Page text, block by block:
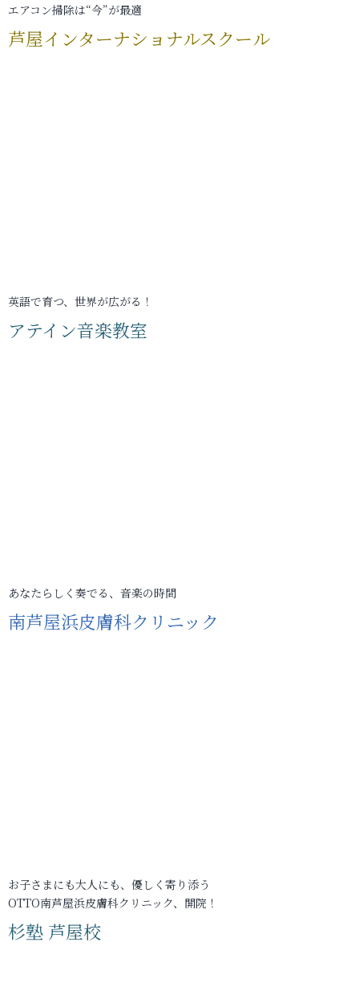
エアコン掃除は“今”が最適
芦屋インターナショナルスクール
英語で育つ、世界が広がる！
アテイン音楽教室
あなたらしく奏でる、音楽の時間
南芦屋浜皮膚科クリニック
お子さまにも大人にも、優しく寄り添う
OTTO南芦屋浜皮膚科クリニック、開院！
杉塾 芦屋校